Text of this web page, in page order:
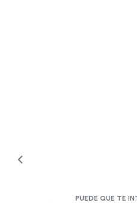
PUEDE QUE TE